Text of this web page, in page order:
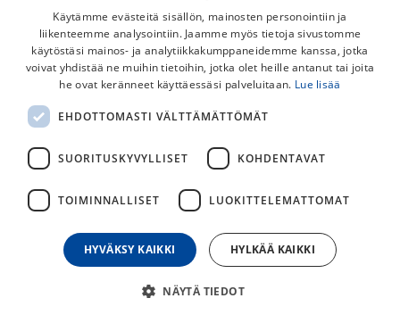
Specialized Turbo Connect Display
Road Mount 31.8mm
Specialized Turbo connect display road mount kiinnike
31.8mm tangolle.
Käytämme evästeitä sisällön, mainosten personointiin ja
liikenteemme analysointiin. Jaamme myös tietoja sivustomme
käytöstäsi mainos- ja analytiikkakumppaneidemme kanssa, jotka
voivat yhdistää ne muihin tietoihin, jotka olet heille antanut tai joita
he ovat keränneet käyttäessäsi palveluitaan. Lue lisää
EHDOTTOMASTI VÄLTTÄMÄTTÖMÄT
SUORITUSKYVYLLISET KOHDENTAVAT
TOIMINNALLISET LUOKITTELEMATTOMAT
HYVÄKSY KAIKKI HYLKÄÄ KAIKKI
NÄYTÄ TIEDOT